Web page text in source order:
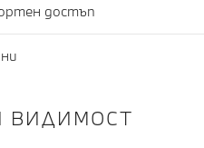
достъп
ВИДИМОСТ